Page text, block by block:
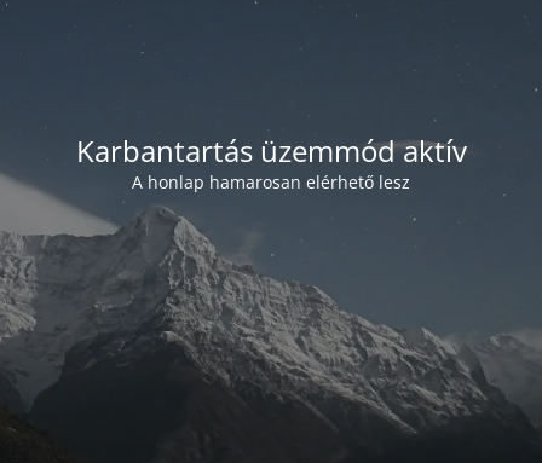
Karbantartás üzemmód aktív
A honlap hamarosan elérhető lesz